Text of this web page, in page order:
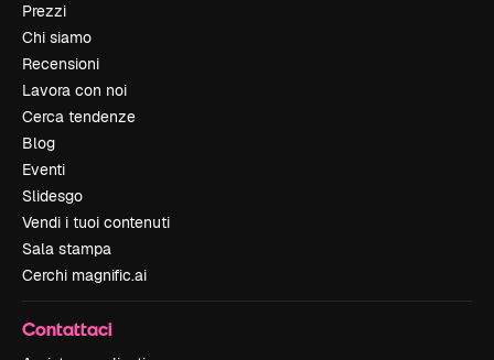
Prezzi
Chi siamo
Recensioni
Lavora con noi
Cerca tendenze
Blog
Eventi
Slidesgo
Vendi i tuoi contenuti
Sala stampa
Cerchi magnific.ai
Contattaci